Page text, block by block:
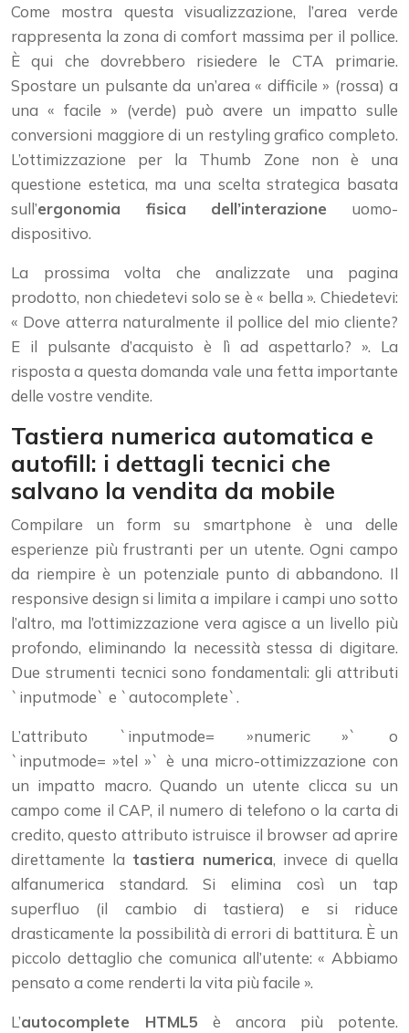
Come mostra questa visualizzazione, l’area verde
rappresenta la zona di comfort massima per il pollice.
È qui che dovrebbero risiedere le CTA primarie.
Spostare un pulsante da un’area « difficile » (rossa) a
una « facile » (verde) può avere un impatto sulle
conversioni maggiore di un restyling grafico completo.
L’ottimizzazione per la Thumb Zone non è una
questione estetica, ma una scelta strategica basata
sull’ergonomia fisica dell’interazione uomo-
dispositivo.
La prossima volta che analizzate una pagina
prodotto, non chiedetevi solo se è « bella ». Chiedetevi:
« Dove atterra naturalmente il pollice del mio cliente?
E il pulsante d’acquisto è lì ad aspettarlo? ». La
risposta a questa domanda vale una fetta importante
delle vostre vendite.
Tastiera numerica automatica e
autofill: i dettagli tecnici che
salvano la vendita da mobile
Compilare un form su smartphone è una delle
esperienze più frustranti per un utente. Ogni campo
da riempire è un potenziale punto di abbandono. Il
responsive design si limita a impilare i campi uno sotto
l’altro, ma l’ottimizzazione vera agisce a un livello più
profondo, eliminando la necessità stessa di digitare.
Due strumenti tecnici sono fondamentali: gli attributi
`inputmode` e `autocomplete`.
L’attributo `inputmode= »numeric »` o
`inputmode= »tel »` è una micro-ottimizzazione con
un impatto macro. Quando un utente clicca su un
campo come il CAP, il numero di telefono o la carta di
credito, questo attributo istruisce il browser ad aprire
direttamente la tastiera numerica, invece di quella
alfanumerica standard. Si elimina così un tap
superfluo (il cambio di tastiera) e si riduce
drasticamente la possibilità di errori di battitura. È un
piccolo dettaglio che comunica all’utente: « Abbiamo
pensato a come renderti la vita più facile ».
L’autocomplete HTML5 è ancora più potente.